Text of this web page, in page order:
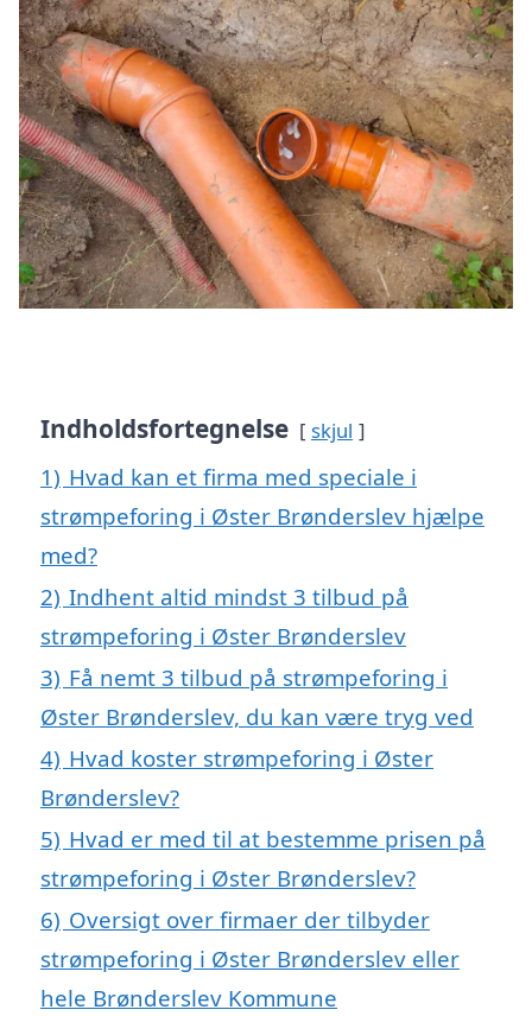
Indholdsfortegnelse skjul
1) Hvad kan et firma med speciale i
strømpeforing i Øster Brønderslev hjælpe
med?
2) Indhent altid mindst 3 tilbud på
strømpeforing i Øster Brønderslev
3) Få nemt 3 tilbud på strømpeforing i
Øster Brønderslev, du kan være tryg ved
4) Hvad koster strømpeforing i Øster
Brønderslev?
5) Hvad er med til at bestemme prisen på
strømpeforing i Øster Brønderslev?
6) Oversigt over firmaer der tilbyder
strømpeforing i Øster Brønderslev eller
hele Brønderslev Kommune